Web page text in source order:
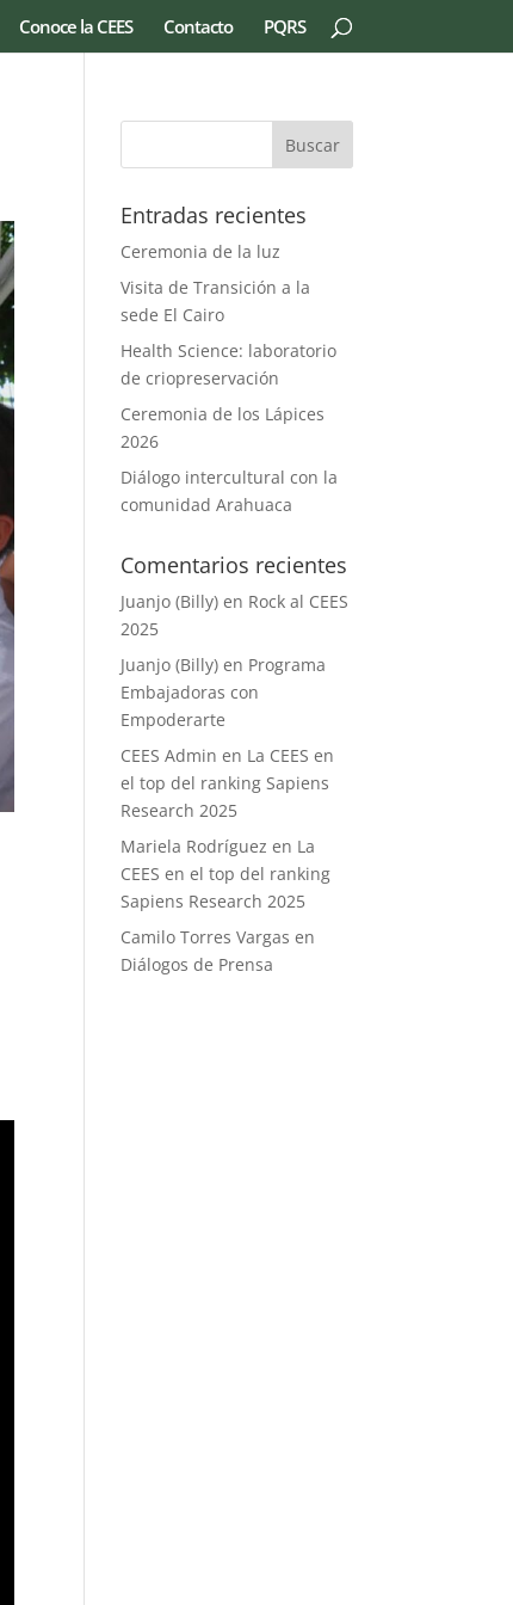
Conoce la CEES Contacto PQRS
Entradas recientes
Ceremonia de la luz
Visita de Transición a la
sede El Cairo
Health Science: laboratorio
de criopreservación
Ceremonia de los Lápices
2026
Diálogo intercultural con la
comunidad Arahuaca
Comentarios recientes
Juanjo (Billy) en Rock al CEES
2025
Juanjo (Billy) en Programa
Embajadoras con
Empoderarte
CEES Admin en La CEES en
el top del ranking Sapiens
Research 2025
Mariela Rodríguez en La
CEES en el top del ranking
Sapiens Research 2025
Camilo Torres Vargas en
Diálogos de Prensa